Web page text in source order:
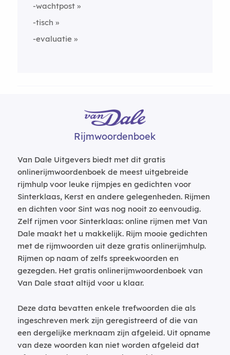
-wachtpost
-tisch
-evaluatie
Rijmwoordenboek
Van Dale Uitgevers biedt met dit gratis
onlinerijmwoordenboek de meest uitgebreide
rijmhulp voor leuke rijmpjes en gedichten voor
Sinterklaas, Kerst en andere gelegenheden. Rijmen
en dichten voor Sint was nog nooit zo eenvoudig.
Zelf rijmen voor Sinterklaas: online rijmen met Van
Dale maakt het u makkelijk. Rijm mooie gedichten
met de rijmwoorden uit deze gratis onlinerijmhulp.
Rijmen op naam of zelfs spreekwoorden en
gezegden. Het gratis onlinerijmwoordenboek van
Van Dale staat altijd voor u klaar.
Deze data bevatten enkele trefwoorden die als
ingeschreven merk zijn geregistreerd of die van
een dergelijke merknaam zijn afgeleid. Uit opname
van deze woorden kan niet worden afgeleid dat